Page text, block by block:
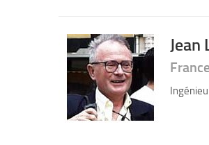
Jean